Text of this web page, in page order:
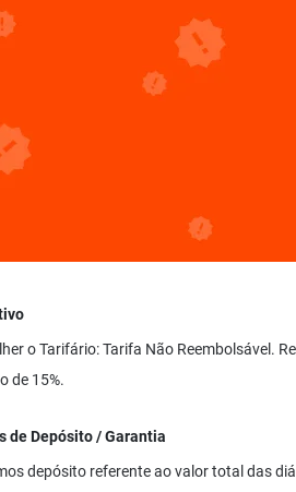
o Tarifário: Tarifa Não Reembolsável.
de 15%.
de Depósito / Garantia
depósito referente ao valor total das